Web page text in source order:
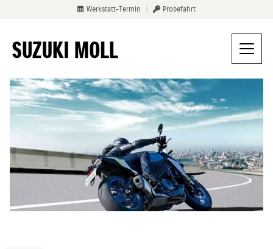
Werkstatt-Termin Probefahrt